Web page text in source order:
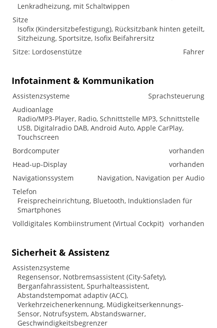
Lenkradheizung, mit Schaltwippen
Sitze
Isofix (Kindersitzbefestigung), Rücksitzbank hinten geteilt,
Sitzheizung, Sportsitze, Isofix Beifahrersitz
Sitze: Lordosenstütze
Fahrer
Infotainment & Kommunikation
Assistenzsysteme
Sprachsteuerung
Audioanlage
Radio/MP3-Player, Radio, Schnittstelle MP3, Schnittstelle
USB, Digitalradio DAB, Android Auto, Apple CarPlay,
Touchscreen
Bordcomputer
vorhanden
Head-up-Display
vorhanden
Navigationssystem
Navigation, Navigation per Audio
Telefon
Freisprecheinrichtung, Bluetooth, Induktionsladen für
Smartphones
Volldigitales Kombiinstrument (Virtual Cockpit) vorhanden
Sicherheit & Assistenz
Assistenzsysteme
Regensensor, Notbremsassistent (City-Safety),
Berganfahrassistent, Spurhalteassistent,
Abstandstempomat adaptiv (ACC),
Verkehrzeichenerkennung, Müdigkeitserkennungs-
Sensor, Notrufsystem, Abstandswarner,
Geschwindigkeitsbegrenzer